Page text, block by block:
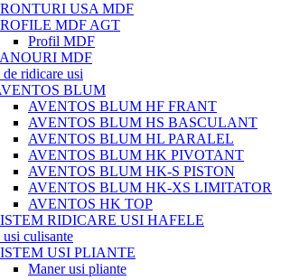
USA MDF
MDF AGT
Profil MDF
MDF
de ridicare usi
BLUM
AVENTOS BLUM HF FRANT
AVENTOS BLUM HS BASCULANT
AVENTOS BLUM HL PARALEL
AVENTOS BLUM HK PIVOTANT
AVENTOS BLUM HK-S PISTON
AVENTOS BLUM HK-XS LIMITATOR
AVENTOS HK TOP
RIDICARE USI HAFELE
usi culisante
USI PLIANTE
Maner usi pliante